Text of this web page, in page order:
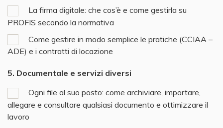
La firma digitale: che cos’è e come gestirla su
PROFIS secondo la normativa
Come gestire in modo semplice le pratiche (CCIAA –
ADE) e i contratti di locazione
5. Documentale e servizi diversi
Ogni file al suo posto: come archiviare, importare,
allegare e consultare qualsiasi documento e ottimizzare il
lavoro